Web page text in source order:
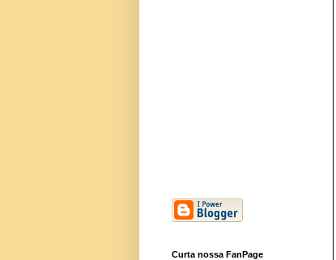
Curta nossa FanPage